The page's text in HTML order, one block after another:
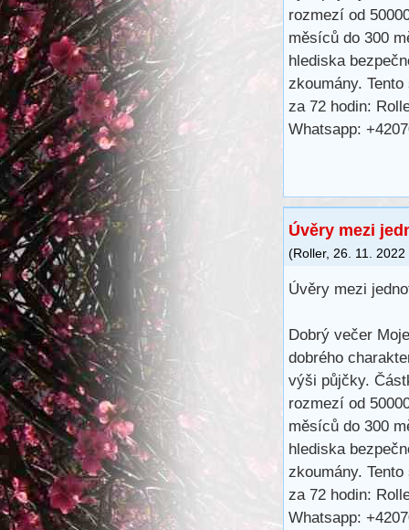
rozmezí od
měsíců do 300
hlediska
zkoumány.
za 72 hodin:
Whatsapp:
Úvěry mezi
(Roller, 26. 11. 2022
Úvěry mezi
Dobrý večer
dobrého
výši půjčky.
rozmezí od
měsíců do 300
hlediska
zkoumány.
za 72 hodin:
Whatsapp: